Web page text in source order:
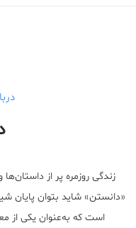
زندگی روزمره پر از
«دانستن» شاید بتوان پایان
است که به‌عنوان یکی از